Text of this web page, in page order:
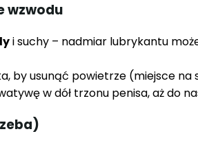
wzwodu
i suchy – nadmiar lubrykantu
by usunąć powietrze (miejsce na
w dół trzonu penisa, aż do